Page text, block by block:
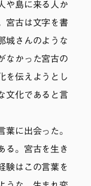
や島に来る人か
宮古は文字を書
城さんのような
なかった宮古の
を伝えようとし
文化であると言
に出会った。
る。宮古を生き
験はこの言葉を